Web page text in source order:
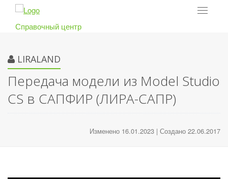
Toggle
Справочный центр
LIRALAND
Передача модели из Model Studio
CS в САПФИР (ЛИРА-САПР)
Изменено 16.01.2023 | Создано 22.06.2017